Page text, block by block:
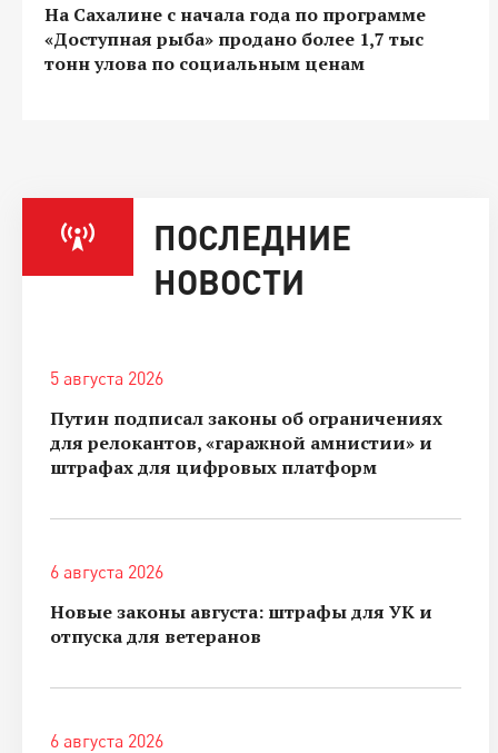
На Сахалине с начала года по программе
«Доступная рыба» продано более 1,7 тыс
тонн улова по социальным ценам
ПОСЛЕДНИЕ
НОВОСТИ
5 августа 2026
Путин подписал законы об ограничениях
для релокантов, «гаражной амнистии» и
штрафах для цифровых платформ
6 августа 2026
Новые законы августа: штрафы для УК и
отпуска для ветеранов
6 августа 2026